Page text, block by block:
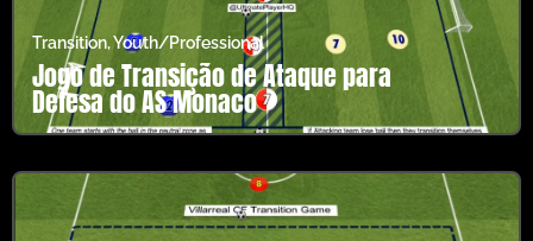
Transition,Youth/Professional
Jogo de Transição de Ataque para
Defesa do AS Monaco